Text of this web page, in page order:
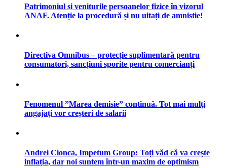
Patrimoniul si veniturile persoanelor fizice în vizorul
ANAF. Atenție la procedură și nu uitați de amnistie!
Directiva Omnibus – protecție suplimentară pentru
consumatori, sancțiuni sporite pentru comercianți
Fenomenul ”Marea demisie” continuă. Tot mai mulți
angajați vor creșteri de salarii
Andrei Cionca, Impetum Group: Toți văd că va crește
inflația, dar noi suntem într-un maxim de optimism